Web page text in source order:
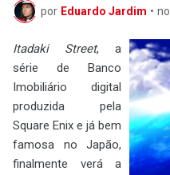
por Eduardo Jardim •
Itadaki Street, a
série de Banco
Imobiliário digital
produzida pela
Square Enix e já bem
famosa no Japão,
finalmente verá a